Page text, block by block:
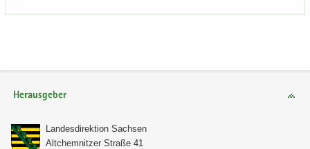
Herausgeber
Lan­des­di­rek­ti­on Sach­sen
Alt­chem­nit­zer Stra­ße 41